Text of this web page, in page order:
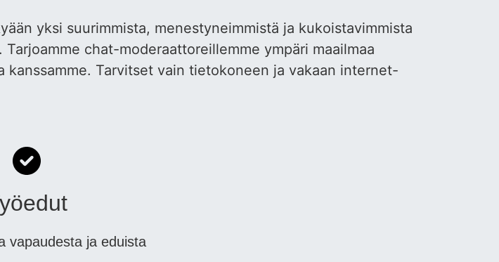
yksi suurimmista, menestyneimmistä ja kukoistavimmista
chat-moderaattoreillemme ympäri maailmaa
Tarvitset vain tietokoneen ja vakaan internet-
vapaudesta ja eduista